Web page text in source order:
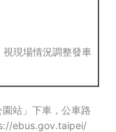
現場情況調整發車
站」下車，公車路
ebus.gov.taipei/